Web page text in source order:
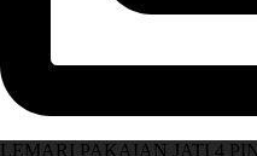
LEMARI PAKAIAN JATI 4